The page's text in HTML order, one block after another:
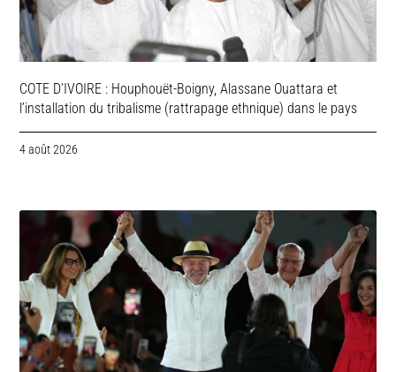
COTE D’IVOIRE : Houphouët-Boigny, Alassane Ouattara et
l’installation du tribalisme (rattrapage ethnique) dans le pays
4 août 2026